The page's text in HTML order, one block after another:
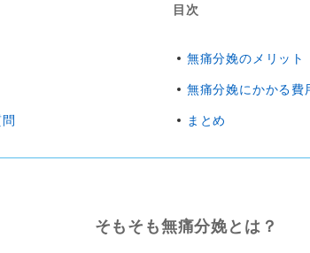
目次
無痛分娩のメリット
無痛分娩にかかる費
まとめ
そもそも無痛分娩とは？